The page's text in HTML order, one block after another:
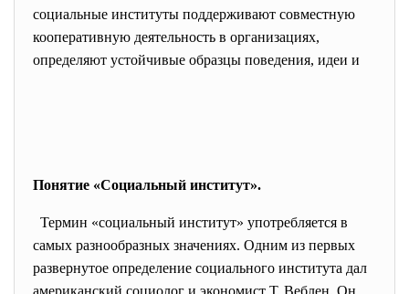
социальные институты поддерживают совместную
кооперативную деятельность в организациях,
определяют устойчивые образцы поведения, идеи и
Понятие «Социальный институт».
Термин «социальный институт» употребляется в
самых разнообразных значениях. Одним из первых
развернутое определение социального института дал
американский социолог и экономист Т. Веблен. Он